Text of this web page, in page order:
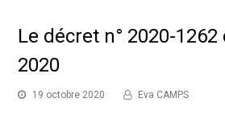
Le décret n° 2020-
2020
19 octobre 2020 Eva CAMPS